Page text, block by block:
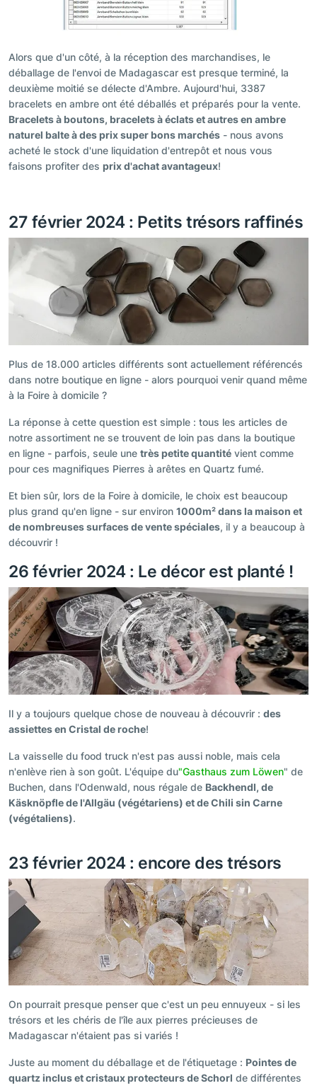
Alors que d'un côté, à la réception des marchandises, le
déballage de l'envoi de Madagascar est presque terminé, la
deuxième moitié se délecte d'Ambre. Aujourd'hui, 3387
bracelets en ambre ont été déballés et préparés pour la vente.
Bracelets à boutons, bracelets à éclats et autres en ambre
naturel balte à des prix super bons marchés - nous avons
acheté le stock d'une liquidation d'entrepôt et nous vous
faisons profiter des prix d'achat avantageux!
27 février 2024 : Petits trésors raffinés
Plus de 18.000 articles différents sont actuellement référencés
dans notre boutique en ligne - alors pourquoi venir quand même
à la Foire à domicile ?
La réponse à cette question est simple : tous les articles de
notre assortiment ne se trouvent de loin pas dans la boutique
en ligne - parfois, seule une très petite quantité vient comme
pour ces magnifiques Pierres à arêtes en Quartz fumé.
Et bien sûr, lors de la Foire à domicile, le choix est beaucoup
plus grand qu'en ligne - sur environ 1000m² dans la maison et
de nombreuses surfaces de vente spéciales, il y a beaucoup à
découvrir !
26 février 2024 : Le décor est planté !
Il y a toujours quelque chose de nouveau à découvrir : des
assiettes en Cristal de roche!
La vaisselle du food truck n'est pas aussi noble, mais cela
n'enlève rien à son goût. L'équipe du"Gasthaus zum Löwen" de
Buchen, dans l'Odenwald, nous régale de Backhendl, de
Käsknöpfle de l'Allgäu (végétariens) et de Chili sin Carne
(végétaliens).
23 février 2024 : encore des trésors
On pourrait presque penser que c'est un peu ennuyeux - si les
trésors et les chéris de l'île aux pierres précieuses de
Madagascar n'étaient pas si variés !
Juste au moment du déballage et de l'étiquetage : Pointes de
quartz inclus et cristaux protecteurs de Schorl de différentes